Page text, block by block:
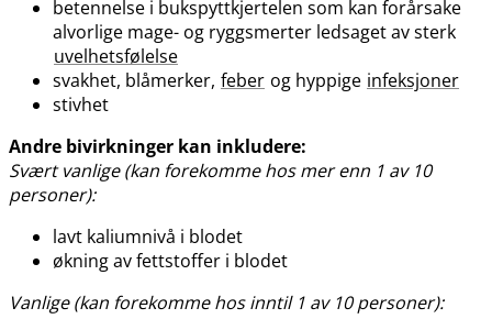
betennelse i bukspyttkjertelen som kan forårsake
alvorlige mage- og ryggsmerter ledsaget av sterk
uvelhetsfølelse
svakhet, blåmerker, feber og hyppige infeksjoner
stivhet
Andre bivirkninger kan inkludere:
Svært vanlige (kan forekomme hos mer enn 1 av 10
personer):
lavt kaliumnivå i blodet
økning av fettstoffer i blodet
Vanlige (kan forekomme hos inntil 1 av 10 personer):